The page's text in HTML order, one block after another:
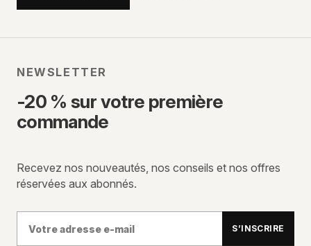
NEWSLETTER
-20 % sur votre première
commande
Recevez nos nouveautés, nos conseils et nos offres
réservées aux abonnés.
S’INSCRIRE